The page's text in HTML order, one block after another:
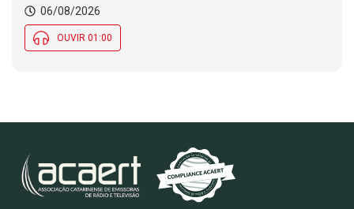
seletivo nesta quinta (6)
06/08/2026
OUVIR 01:00